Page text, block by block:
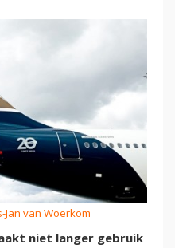
Jan van Woerkom
niet langer gebruik